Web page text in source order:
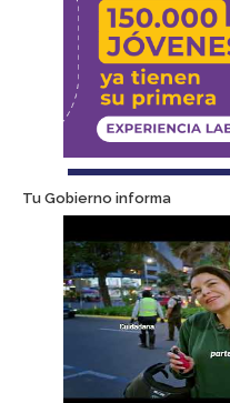
Tu Gobierno informa